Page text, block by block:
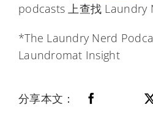
podcasts 上查找 Laundry
*The Laundry Nerd
Laundromat Insight
分享本文：